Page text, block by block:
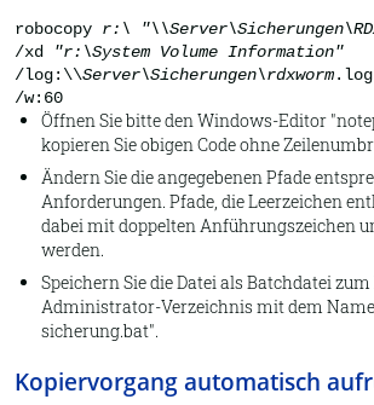
robocopy r:\
/xd
"r:\System Volume Information"
/log:\\Server\Sicherungen\rdxworm
/w:60
Öffnen Sie bitte den Windows-Editor
kopieren Sie obigen Code ohne
Ändern Sie die angegebenen Pfade
Anforderungen. Pfade, die Leerzeichen
dabei mit doppelten Anführungszeichen
werden.
Speichern Sie die Datei als Batchdatei
Administrator-Verzeichnis mit dem
sicherung.bat".
Kopiervorgang automatisch